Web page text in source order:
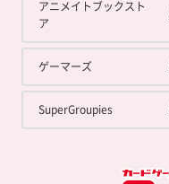
アニメイトブックスト
ア
ゲーマーズ
SuperGroupies